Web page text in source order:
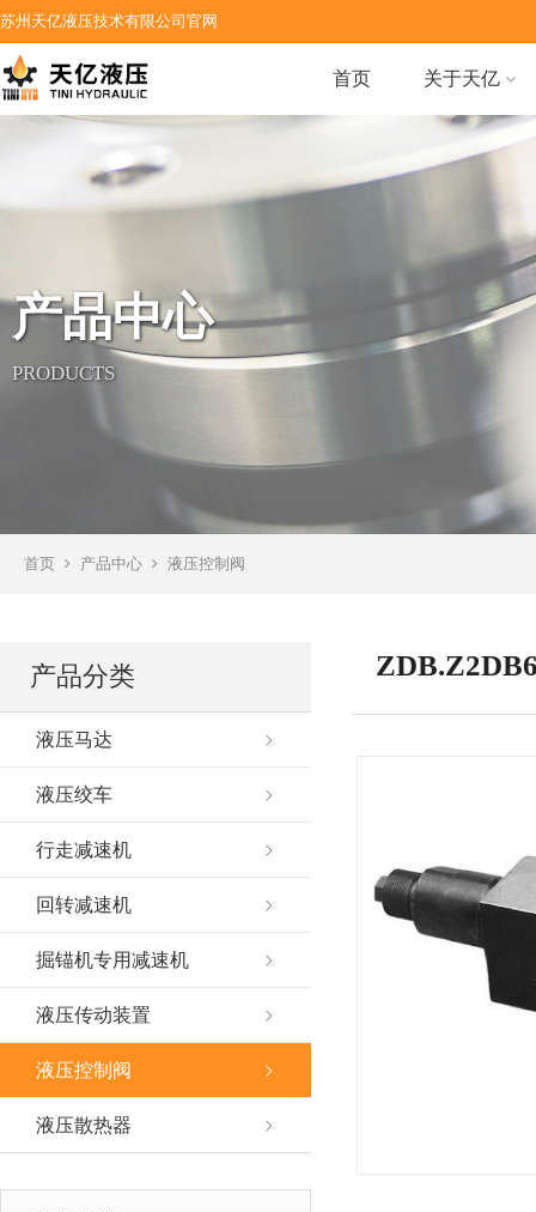
苏州天亿液压技术有限公司官网
首页 关于天亿
产品中心
PRODUCTS
首页 产品中心 液压控制阀
产品分类
液压马达
液压绞车
行走减速机
回转减速机
掘锚机专用减速机
液压传动装置
液压控制阀
液压散热器